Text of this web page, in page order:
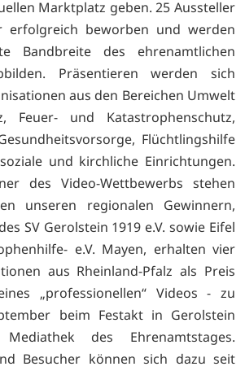
Marktplatz geben. 25 Aussteller
erfolgreich beworben und werden
Bandbreite des ehrenamtlichen
Präsentieren werden sich
aus den Bereichen Umwelt
Feuer- und Katastrophenschutz,
Flüchtlingshilfe
und kirchliche Einrichtungen.
des Video-Wettbewerbs stehen
unseren regionalen Gewinnern,
SV Gerolstein 1919 e.V. sowie Eifel
e.V. Mayen, erhalten vier
aus Rheinland-Pfalz als Preis
„professionellen“ Videos - zu
beim Festakt in Gerolstein
des Ehrenamtstages.
Besucher können sich dazu seit